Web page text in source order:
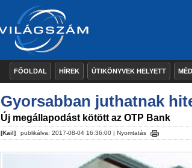
FŐOLDAL HÍREK ÚTIKÖNYVEK HELYETT
Gyorsabban juthatnak
Új megállapodást kötött az OTP Bank
[Kail] publikálva: 2017-08-04 16:36:00 | Nyomtatás